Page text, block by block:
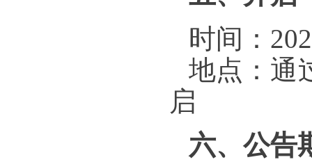
时间：
地点：通
启
六、公告